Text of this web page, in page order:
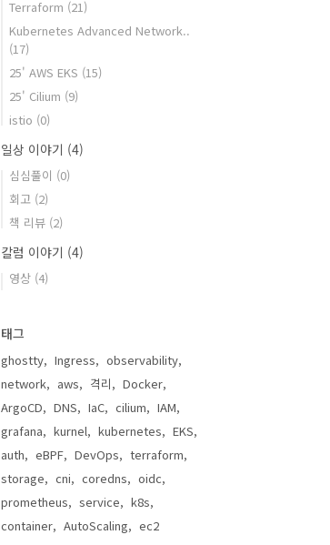
Terraform (21)
Kubernetes Advanced Network..
(17)
25' AWS EKS (15)
25' Cilium (9)
istio (0)
일상 이야기 (4)
심심풀이 (0)
회고 (2)
책 리뷰 (2)
칼럼 이야기 (4)
영상 (4)
태그
ghostty Ingress
observability
network
aws 격리
Docker
ArgoCD
DNS IaC cilium
IAM
grafana
kurnel kubernetes
EKS
auth
eBPF DevOps
terraform
storage
cni coredns
oidc
prometheus
service
k8s
container
AutoScaling ec2